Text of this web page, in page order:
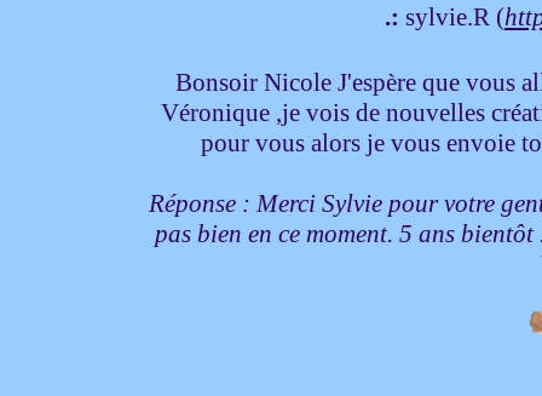
.: sylvie.R (
Bonsoir Nicole J'espère que vous
Véronique ,je vois de nouvelles
pour vous alors je vous envoie
Réponse : Merci Sylvie pour votre
pas bien en ce moment. 5 ans